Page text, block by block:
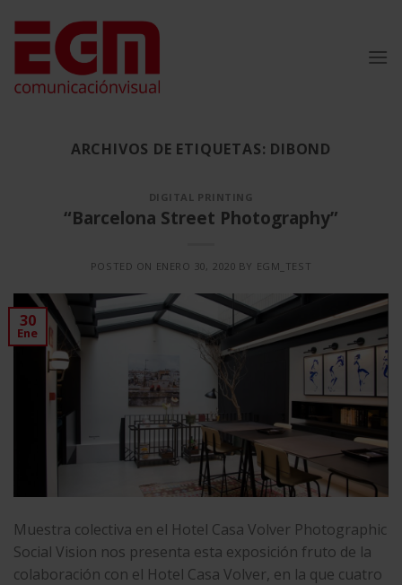
contenido
ARCHIVOS DE ETIQUETAS: DIBOND
DIGITAL PRINTING
“Barcelona Street Photography”
POSTED ON ENERO 30, 2020 BY EGM_TEST
30
Ene
Muestra colectiva en el Hotel Casa Volver Photographic
Social Vision nos presenta esta exposición fruto de la
colaboración con el Hotel Casa Volver, en la que cuatro